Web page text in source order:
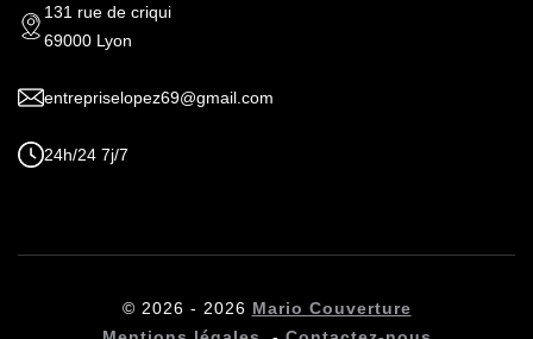
131 rue de criqui
69000 Lyon
entrepriselopez69@gmail.com
24h/24 7j/7
© 2026 - 2026 Mario Couverture